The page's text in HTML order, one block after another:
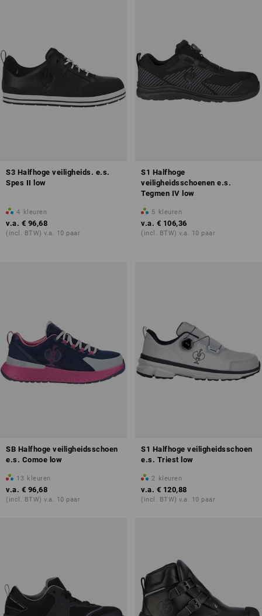
S3 Halfhoge veiligheids. e.s.
Spes II low
4 kleuren
v.a. € 96,68
(incl. BTW) v.a. 10 paar
S1 Halfhoge
veiligheidsschoenen e.s.
Tegmen IV low
5 kleuren
v.a. € 106,36
(incl. BTW) v.a. 10 paar
SB Halfhoge veiligheidsschoen
e.s. Comoe low
13 kleuren
v.a. € 96,68
(incl. BTW) v.a. 10 paar
S1 Halfhoge veiligheidsschoen
e.s. Triest low
2 kleuren
v.a. € 120,88
(incl. BTW) v.a. 10 paar